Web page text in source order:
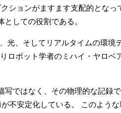
ョンがますます支配的とな
しての役割である。
、そしてリアルタイムの環
ロボット学者のミハイ・ヤロ
ではなく、その物理的な記録
不安定化している。 このよう